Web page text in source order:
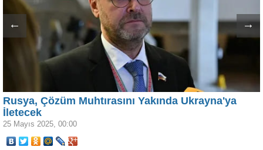
← →
Rusya, Çözüm Muhtırasını Yakında Ukrayna'ya
İletecek
25 Mayıs 2025, 00:00